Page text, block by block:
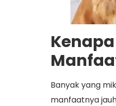
Banyak yang
manfaatnya